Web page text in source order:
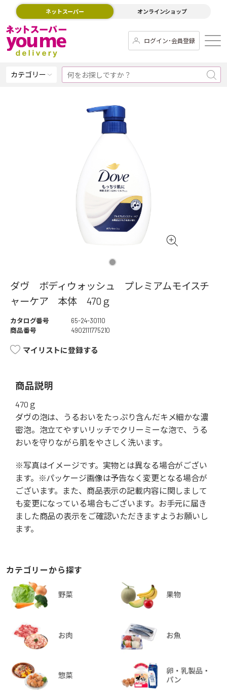
ネットスーパー オンラインショップ
ログイン･会員登録
カテゴリー
ダヴ ボディウォッシュ プレミアムモイスチ
ャーケア 本体 470ｇ
カタログ番号
65-24-30110
商品番号
4902111775210
マイリストに登録する
商品説明
470ｇ
ダヴの泡は、うるおいをたっぷり含んだキメ細かな濃
密泡。泡立てやすいリッチでクリーミーな泡で、うる
おいを守りながら肌をやさしく洗います。
※写真はイメージです。実物とは異なる場合がござい
ます。※パッケージ画像は予告なく変更となる場合が
ございます。また、商品表示の記載内容に関しまして
も変更になっている場合もございます。お手元に届き
ました商品の表示をご確認いただきますようお願いし
ます。
カテゴリーから探す